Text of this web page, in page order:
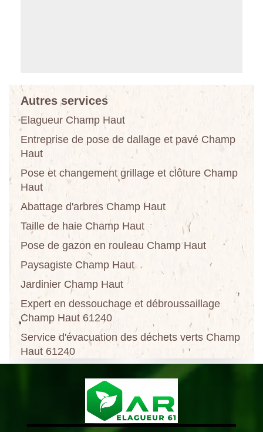
Autres services
Elagueur Champ Haut
Entreprise de pose de dallage et pavé Champ
Haut
Pose et changement grillage et clôture Champ
Haut
Abattage d'arbres Champ Haut
Taille de haie Champ Haut
Pose de gazon en rouleau Champ Haut
Paysagiste Champ Haut
Jardinier Champ Haut
Expert en dessouchage et débroussaillage
Champ Haut 61240
Service d'évacuation des déchets verts Champ
Haut 61240